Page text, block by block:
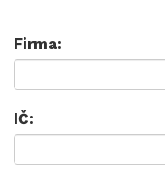
Firma:
IČ: